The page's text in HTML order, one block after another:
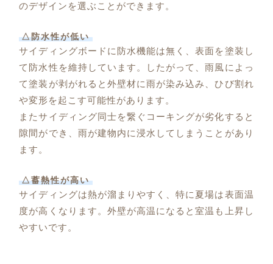
のデザインを選ぶことができます。
△防水性が低い
サイディングボードに防水機能は無く、表面を塗装し
て防水性を維持しています。したがって、雨風によっ
て塗装が剥がれると外壁材に雨が染み込み、ひび割れ
や変形を起こす可能性があります。
またサイディング同士を繋ぐコーキングが劣化すると
隙間ができ、雨が建物内に浸水してしまうことがあり
ます。
△蓄熱性が高い
サイディングは熱が溜まりやすく、特に夏場は表面温
度が高くなります。外壁が高温になると室温も上昇し
やすいです。